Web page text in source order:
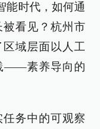
能时代，如何通
看见？杭州市
域层面以人工
——素养导向的
务中的可观察